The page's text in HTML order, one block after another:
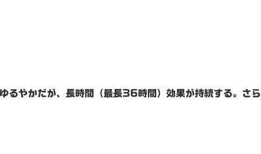
るやかだが、長時間（最長36時間）効果が持続する。さら